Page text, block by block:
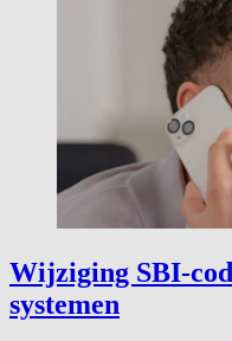
Wijziging SBI-
systemen